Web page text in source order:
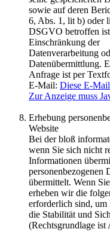
sowie auf deren
6, Abs. 1, lit b) oder
DSGVO betroffen
Einschränkung der
Datenverarbeitung
Datenübermittlung.
Anfrage ist per
E-Mail: Diese E-
Zur Anzeige muss
Erhebung
Website
Bei der bloß
wenn Sie sich nicht
Informationen
personenbezogenen
übermittelt. Wenn
erheben wir die
erforderlich sind, um
die Stabilität und
(Rechtsgrundlage